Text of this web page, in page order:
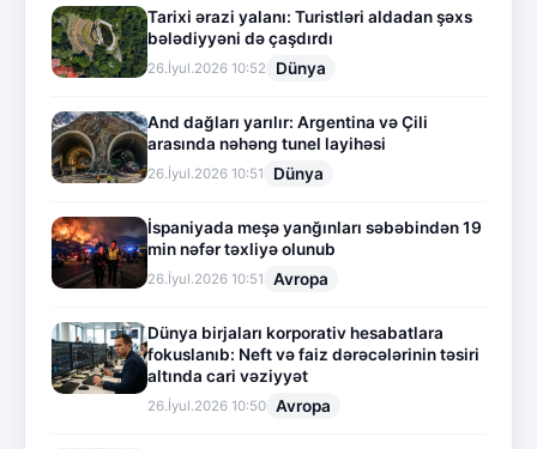
Tarixi ərazi yalanı: Turistləri aldadan şəxs
bələdiyyəni də çaşdırdı
26.İyul.2026 10:52 Dünya
And dağları yarılır: Argentina və Çili
arasında nəhəng tunel layihəsi
26.İyul.2026 10:51 Dünya
İspaniyada meşə yanğınları səbəbindən 19
min nəfər təxliyə olunub
26.İyul.2026 10:51 Avropa
Dünya birjaları korporativ hesabatlara
fokuslanıb: Neft və faiz dərəcələrinin təsiri
altında cari vəziyyət
26.İyul.2026 10:50 Avropa